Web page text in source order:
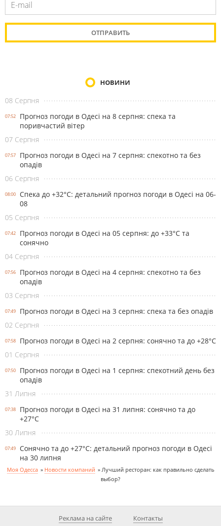
НОВИНИ
08 Серпня
07:52
Прогноз погоди в Одесі на 8 серпня: спека та
поривчастий вітер
07 Серпня
07:57
Прогноз погоди в Одесі на 7 серпня: спекотно та без
опадів
06 Серпня
08:00
Спека до +32°С: детальний прогноз погоди в Одесі на 06-
08
05 Серпня
07:42
Прогноз погоди в Одесі на 05 серпня: до +33°С та
сонячно
04 Серпня
07:56
Прогноз погоди в Одесі на 4 серпня: спекотно та без
опадів
03 Серпня
07:49
Прогноз погоди в Одесі на 3 серпня: спека та без опадів
02 Серпня
07:58
Прогноз погоди в Одесі на 2 серпня: сонячно та до +28°С
01 Серпня
07:50
Прогноз погоди в Одесі на 1 серпня: спекотний день без
опадів
31 Липня
07:38
Прогноз погоди в Одесі на 31 липня: сонячно та до
+27°С
30 Липня
07:49
Сонячно та до +27°С: детальний прогноз погоди в Одесі
на 30 липня
Моя Одесса » Новости компаний » Лучший ресторан: как правильно сделать
выбор?
Реклама на сайте Контакты